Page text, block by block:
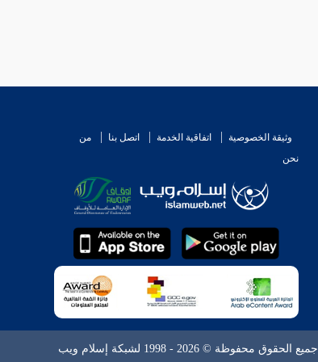
وثيقة الخصوصية اتفاقية الخدمة اتصل بنا
من
نحن
جميع الحقوق محفوظة © 2026 - 1998 لشبكة إسلام ويب